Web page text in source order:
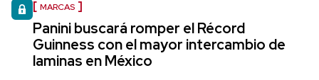
MARCAS
Panini buscará romper el Récord
Guinness con el mayor intercambio de
laminas en México